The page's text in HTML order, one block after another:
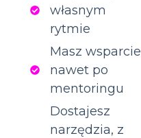
własnym
rytmie
Masz wsparcie
nawet po
mentoringu
Dostajesz
narzędzia, z